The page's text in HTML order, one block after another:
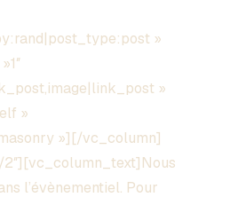
»
»
»
»][/vc_column]
l’évènementiel. Pour